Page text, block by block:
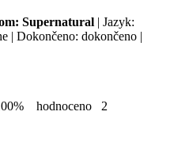
Supernatural | Jazyk:
| Dokončeno: dokončeno |
hodnoceno 2